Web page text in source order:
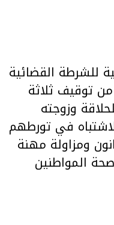
للشرطة القضائية
من توقيف ثلاثة
وزوجته
في تورطهم
ومزاولة مهنة
المواطنين